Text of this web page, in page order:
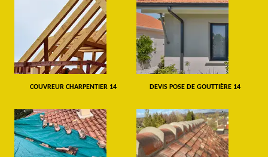
COUVREUR CHARPENTIER 14 DEVIS POSE DE GOUTTIÈRE 14